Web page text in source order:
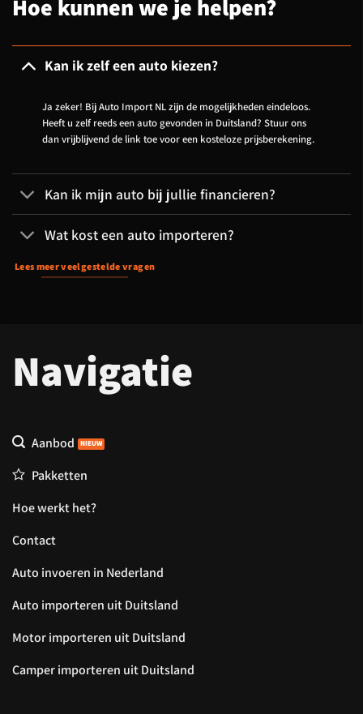
Hoe kunnen we je helpen?
Kan ik zelf een auto kiezen?
Ja zeker! Bij Auto Import NL zijn de mogelijkheden eindeloos.
Heeft u zelf reeds een auto gevonden in Duitsland? Stuur ons
dan vrijblijvend de link toe voor een kosteloze prijsberekening.
Kan ik mijn auto bij jullie financieren?
Wat kost een auto importeren?
Lees meer veelgestelde vragen
Navigatie
Aanbod
Pakketten
Hoe werkt het?
Contact
Auto invoeren in Nederland
Auto importeren uit Duitsland
Motor importeren uit Duitsland
Camper importeren uit Duitsland